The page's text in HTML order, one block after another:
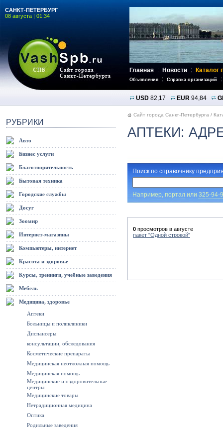
САНКТ-ПЕТЕРБУРГ
08 августа | 01:34
Главная Новости Каталог
Объявления Справка организаций
USD 82,17 EUR 94,84
РУБРИКИ
Авто
Бизнес услуги
Благотворительность
Бытовая техника
Городские службы
Досуг
Зоомир
Интернет-магазины
Компьютеры, интернет
Красота и здоровье
Курсы, тренинги, учебные заведения
Мебель
Медицина, здоровье
Аптеки
Больницы и поликлиники
Диспансеры
консультации, обследования
Косметические препараты
Медицинская неотложная помощь
Медицинская помощь
Медицинские и оздоровительные
центры
Медицинские товары
Нетрадиционная медицина
Оптика
Родильные заведения
Сайт города Санкт-Петербурга /
АПТЕКИ:
Поиск по справочнику
Например, порталили 325-94-
0 просмотров в августе
пакет "Одной строкой"